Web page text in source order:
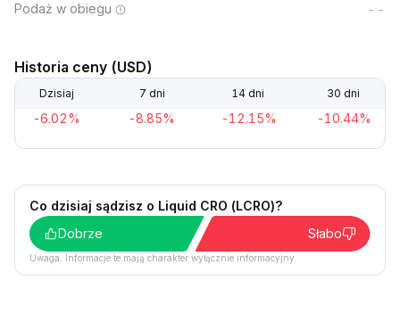
Podaż w obiegu --
Historia ceny (USD)
Dzisiaj 7 dni 14 dni 30 dni
-6.02% -8.85% -12.15% -10.44%
Co dzisiaj sądzisz o Liquid CRO (LCRO)?
Dobrze
Słabo
Uwaga: Informacje te mają charakter wyłącznie informacyjny.